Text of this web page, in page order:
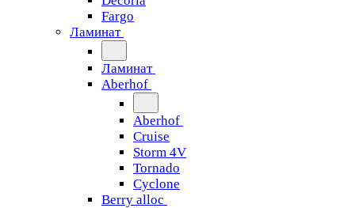
Fargo
Ламинат
Ламинат
Aberhof
Aberhof
Cruise
Storm 4V
Tornado
Сyclone
Berry alloc